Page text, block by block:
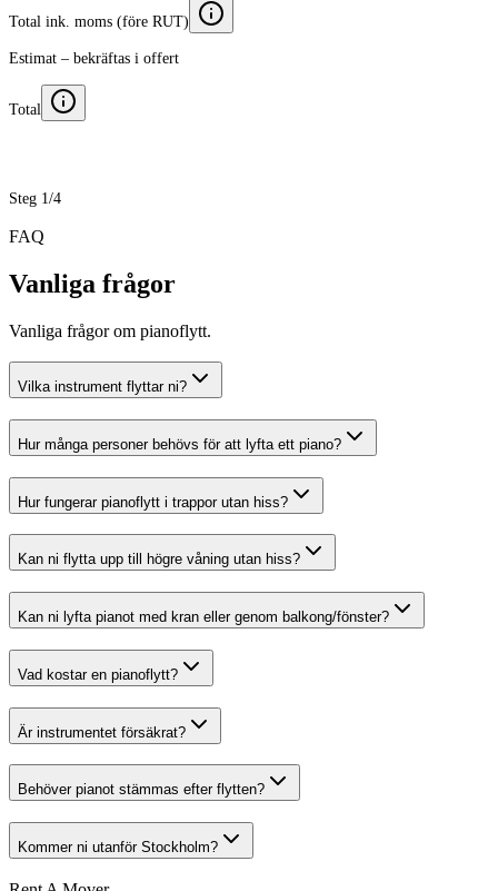
Total ink. moms (före RUT)
Estimat – bekräftas i offert
Total
Steg 1/4
FAQ
Vanliga frågor
Vanliga frågor om pianoflytt.
Vilka instrument flyttar ni?
Hur många personer behövs för att lyfta ett piano?
Hur fungerar pianoflytt i trappor utan hiss?
Kan ni flytta upp till högre våning utan hiss?
Kan ni lyfta pianot med kran eller genom balkong/fönster?
Vad kostar en pianoflytt?
Är instrumentet försäkrat?
Behöver pianot stämmas efter flytten?
Kommer ni utanför Stockholm?